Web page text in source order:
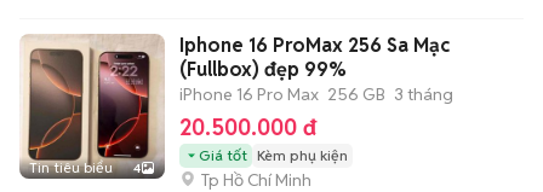
Tin tiêu biểu 4
Iphone 16 ProMax 256 Sa Mạc
(Fullbox) đẹp 99%
iPhone 16 Pro Max 256 GB 3 tháng
20.500.000 đ
Giá tốt Kèm phụ kiện
Tp Hồ Chí Minh